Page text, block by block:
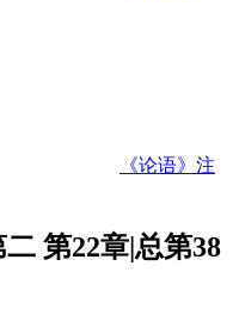
《论语》注
第22章|总第38